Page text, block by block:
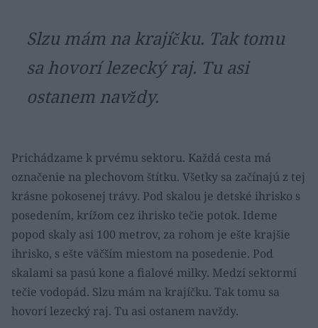
Slzu mám na krajíčku. Tak tomu
sa hovorí lezecký raj. Tu asi
ostanem navždy.
Prichádzame k prvému sektoru. Každá cesta má
označenie na plechovom štítku. Všetky sa začínajú z tej
krásne pokosenej trávy. Pod skalou je detské ihrisko s
posedením, krížom cez ihrisko tečie potok. Ideme
popod skaly asi 100 metrov, za rohom je ešte krajšie
ihrisko, s ešte väčším miestom na posedenie. Pod
skalami sa pasú kone a fialové milky. Medzi sektormi
tečie vodopád. Slzu mám na krajíčku. Tak tomu sa
hovorí lezecký raj. Tu asi ostanem navždy.